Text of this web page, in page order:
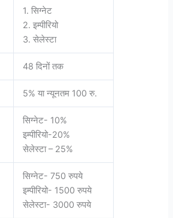
1. सिग्नेट
2. इम्पीरियो
3. सेलेस्टा
48 दिनों तक
5% या न्यूनतम 100 रु.
सिग्नेट- 10%
इम्पीरियो-20%
सेलेस्टा – 25%
सिग्नेट- 750 रुपये
इम्पीरियो- 1500 रुपये
सेलेस्टा- 3000 रुपये